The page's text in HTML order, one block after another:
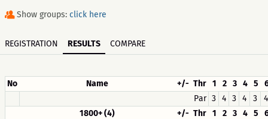
Show groups: click here
REGISTRATION RESULTS COMPARE
No Name +/- Thr 1 2 3 4 5
Par 3 4 3 4 3
4
1800+ (4)
+/- Thr 1 2 3 4 5